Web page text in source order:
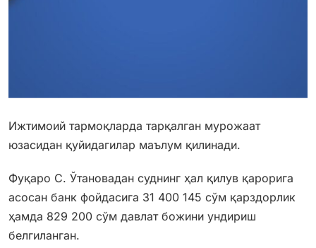
Ижтимоий тармоқларда тарқалган мурожаат
юзасидан қуйидагилар маълум қилинади.
Фуқаро С. Ўтановадан суднинг ҳал қилув қарорига
асосан банк фойдасига 31 400 145 сўм қарздорлик
ҳамда 829 200 сўм давлат божини ундириш
белгиланган.